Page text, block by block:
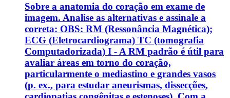
Sobre a anatomia do coração em exame de
imagem. Analise as alternativas e assinale a
correta: OBS: RM (Ressonância Magnética);
ECG (Eletrocardiograma) TC (tomografia
Computadorizada) I - A RM padrão é útil para
avaliar áreas em torno do coração,
particularmente o mediastino e grandes vasos
(p. ex., para estudar aneurismas, dissecções,